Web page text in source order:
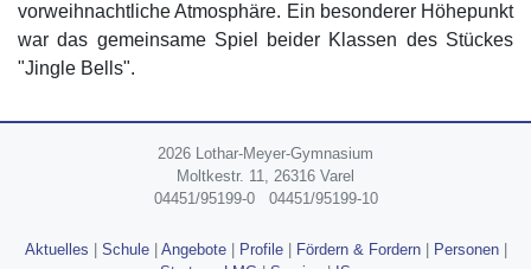
vorweihnachtliche Atmosphäre. Ein besonderer Höhepunkt
war das gemeinsame Spiel beider Klassen des Stückes
"Jingle Bells".
2026 Lothar-Meyer-Gymnasium
Moltkestr. 11, 26316 Varel
04451/95199-0
04451/95199-10
Aktuelles Schule| Angebote| Profile| Fördern & Fordern| Personen|